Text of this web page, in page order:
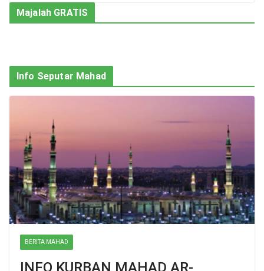
Majalah GRATIS
Info Seputar Mahad
BERITA MAHAD
INFO KURBAN MAHAD AR-